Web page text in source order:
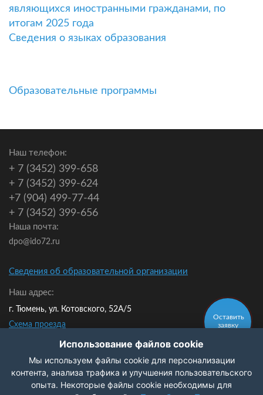
Оставить
заявку
Заказать
являющихся иностранными гражданами, по
итогам 2025 года
Сведения о языках образования
Образовательные программы
Наш телефон:
+ 7 (3452) 399-658
+ 7 (3452) 399-624
+7 (904) 499-77-44
+ 7 (3452) 399-656
Наша почта:
dpo@ido72.ru
Сведения об образовательной организации
Наш адрес:
г. Тюмень, ул. Котовского, 52А/5
Схема проезда
Мы в контакте:
Политика конфиденциальности
Использование файлов cookie
Мы используем файлы cookie для персонализации
контента, анализа трафика и улучшения пользовательского
опыта. Некоторые файлы cookie необходимы для